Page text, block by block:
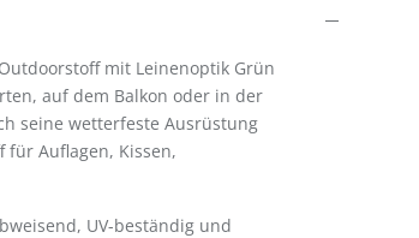
mit Leinenoptik Grün
auf dem Balkon oder in der
seine wetterfeste Ausrüstung
für Auflagen, Kissen,
UV-beständig und